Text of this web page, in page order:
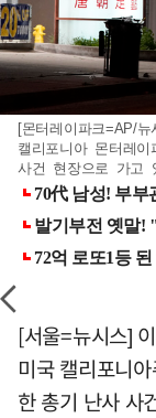
[몬터레이파크=AP/
캘리포니아 몬터레
사건 현장으로 가고
[서울=뉴시스]
미국 캘리포니
한 총기 난사 사